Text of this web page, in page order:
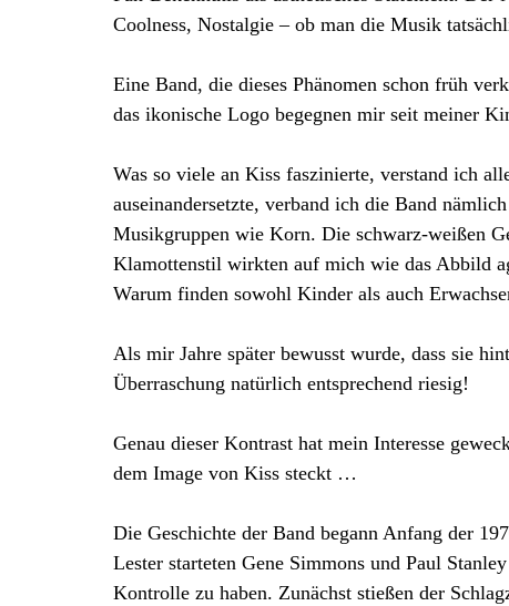
Coolness, Nostalgie – ob man die Musik
Eine Band, die dieses Phänomen schon früh
das ikonische Logo begegnen mir seit meiner
Was so viele an Kiss faszinierte, verstand ich
auseinandersetzte, verband ich die Band
Musikgruppen wie Korn. Die schwarz-weißen
Klamottenstil wirkten auf mich wie das Abbild
Warum finden sowohl Kinder als auch
Als mir Jahre später bewusst wurde, dass sie
Überraschung natürlich entsprechend riesig!
Genau dieser Kontrast hat mein Interesse
dem Image von Kiss steckt …
Die Geschichte der Band begann Anfang der
Lester starteten Gene Simmons und Paul
Kontrolle zu haben. Zunächst stießen der